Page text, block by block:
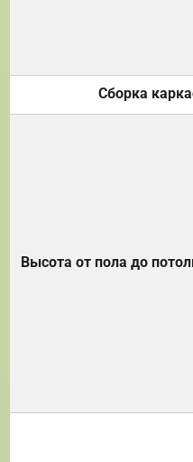
Сборка
Высота от пола до